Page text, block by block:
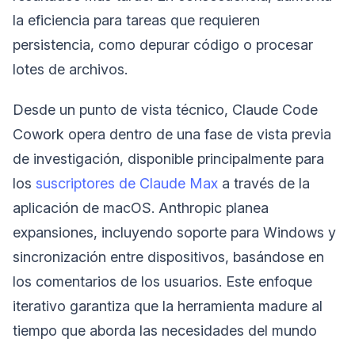
la eficiencia para tareas que requieren
persistencia, como depurar código o procesar
lotes de archivos.
Desde un punto de vista técnico, Claude Code
Cowork opera dentro de una fase de vista previa
de investigación, disponible principalmente para
los suscriptores de Claude Max a través de la
aplicación de macOS. Anthropic planea
expansiones, incluyendo soporte para Windows y
sincronización entre dispositivos, basándose en
los comentarios de los usuarios. Este enfoque
iterativo garantiza que la herramienta madure al
tiempo que aborda las necesidades del mundo